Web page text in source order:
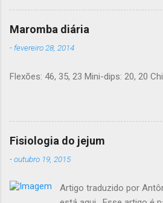
carb, high fat - pouco
gordura) é um método
suporte com provas
nem "substituições de
senso. E toda a
grátis. Introdução
você come menos
outras comidas
Maromba diária
- fevereiro 28, 2014
Flexões: 46, 35, 23 Mini-dips: 20, 20
Fisiologia do jejum
-outubro 19, 2015
Artigo traduzido por